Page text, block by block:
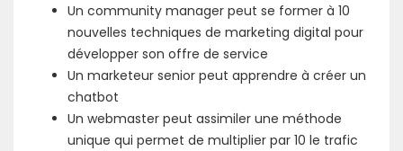
Un community manager peut se former à 10
nouvelles techniques de marketing digital pour
développer son offre de service
Un marketeur senior peut apprendre à créer un
chatbot
Un webmaster peut assimiler une méthode
unique qui permet de multiplier par 10 le trafic